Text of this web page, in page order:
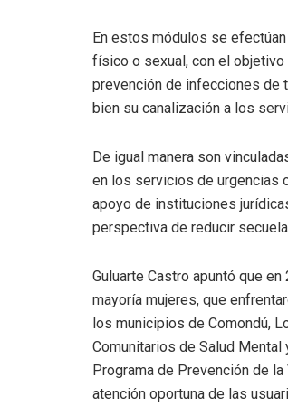
En estos módulos se
físico o sexual, con el
prevención de infecciones de
bien su canalización a los
De igual manera son
en los servicios de urgencias
apoyo de instituciones
perspectiva de reducir
Guluarte Castro apuntó que
mayoría mujeres, que
los municipios de Comondú,
Comunitarios de Salud Mental
Programa de Prevención de
atención oportuna de las